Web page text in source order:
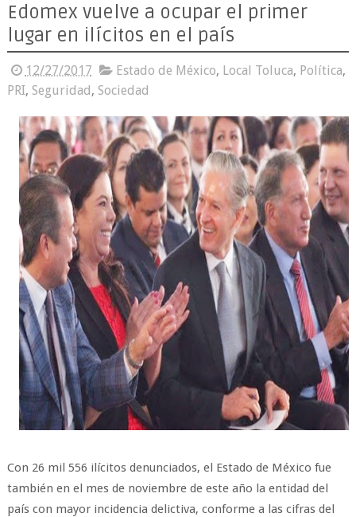
Edomex vuelve a ocupar el primer
lugar en ilícitos en el país
12/27/2017 Estado de México, Local Toluca, Política,
PRI, Seguridad, Sociedad
Con 26 mil 556 ilícitos denunciados, el Estado de México fue
también en el mes de noviembre de este año la entidad del
país con mayor incidencia delictiva, conforme a las cifras del